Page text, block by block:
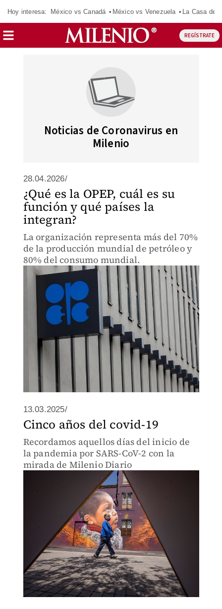
Hoy interesa: México vs Canadá México vs Venezuela La Casa de
REGÍSTRATE
Noticias de Coronavirus en
Milenio
28.04.2026/
¿Qué es la OPEP, cuál es su
función y qué países la
integran?
La organización representa más del 70%
de la producción mundial de petróleo y
80% del consumo mundial.
13.03.2025/
Cinco años del covid-19
Recordamos aquellos días del inicio de
la pandemia por SARS-CoV-2 con la
mirada de Milenio Diario